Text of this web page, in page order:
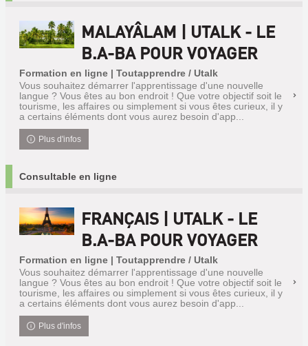
MALAYÂLAM | UTALK - LE
B.A-BA POUR VOYAGER
Formation en ligne | Toutapprendre / Utalk
Vous souhaitez démarrer l'apprentissage d'une nouvelle
langue ? Vous êtes au bon endroit ! Que votre objectif soit le
tourisme, les affaires ou simplement si vous êtes curieux, il y
a certains éléments dont vous aurez besoin d'app...
Plus d'infos
Consultable en ligne
FRANÇAIS | UTALK - LE
B.A-BA POUR VOYAGER
Formation en ligne | Toutapprendre / Utalk
Vous souhaitez démarrer l'apprentissage d'une nouvelle
langue ? Vous êtes au bon endroit ! Que votre objectif soit le
tourisme, les affaires ou simplement si vous êtes curieux, il y
a certains éléments dont vous aurez besoin d'app...
Plus d'infos